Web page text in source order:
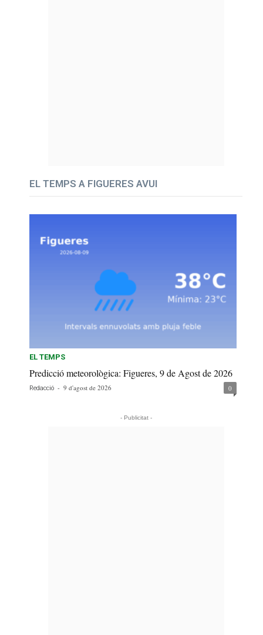
EL TEMPS A FIGUERES AVUI
EL TEMPS
Predicció meteorològica: Figueres, 9 de Agost de 2026
Redacció - 9 d'agost de 2026 0
- Publicitat -